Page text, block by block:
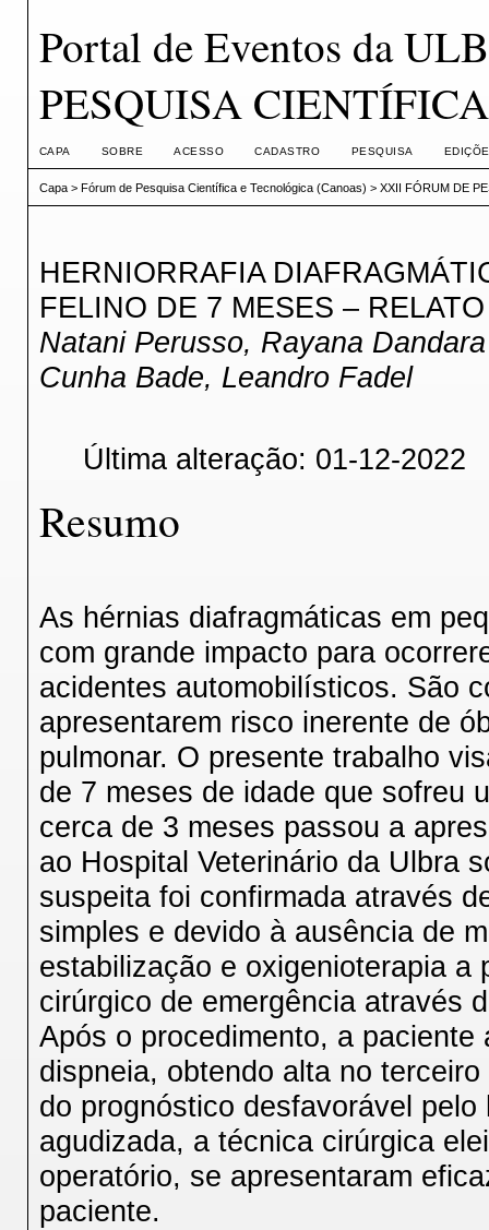
Portal de Eventos da
PESQUISA
CAPA SOBRE ACESSO CADASTRO PESQUISA
Capa> Fórum de Pesquisa Científica e Tecnológica (Canoas) > XXII FÓRUM DE
HERNIORRAFIA
FELINO DE 7 MESES –
Natani Perusso, Rayana
Cunha Bade, Leandro Fadel
Última alteração: 01-12-2022
Resumo
As hérnias diafragmáticas em
com grande impacto para
acidentes automobilísticos. São
apresentarem risco inerente de
pulmonar. O presente trabalho
de 7 meses de idade que sofreu
cerca de 3 meses passou a
ao Hospital Veterinário da Ulbra
suspeita foi confirmada através
simples e devido à ausência de
estabilização e oxigenioterapia a
cirúrgico de emergência através
Após o procedimento, a
dispneia, obtendo alta no
do prognóstico desfavorável
agudizada, a técnica cirúrgica
operatório, se apresentaram
paciente.